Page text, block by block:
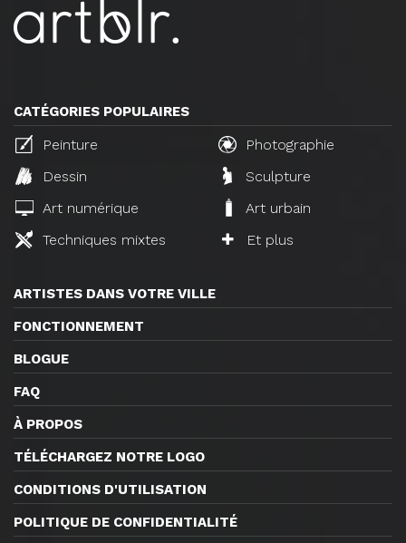
CATÉGORIES POPULAIRES
Peinture
Photographie
Dessin
Sculpture
Art numérique
Art urbain
Techniques mixtes
Et plus
ARTISTES DANS VOTRE VILLE
FONCTIONNEMENT
BLOGUE
FAQ
À PROPOS
TÉLÉCHARGEZ NOTRE LOGO
CONDITIONS D'UTILISATION
POLITIQUE DE CONFIDENTIALITÉ